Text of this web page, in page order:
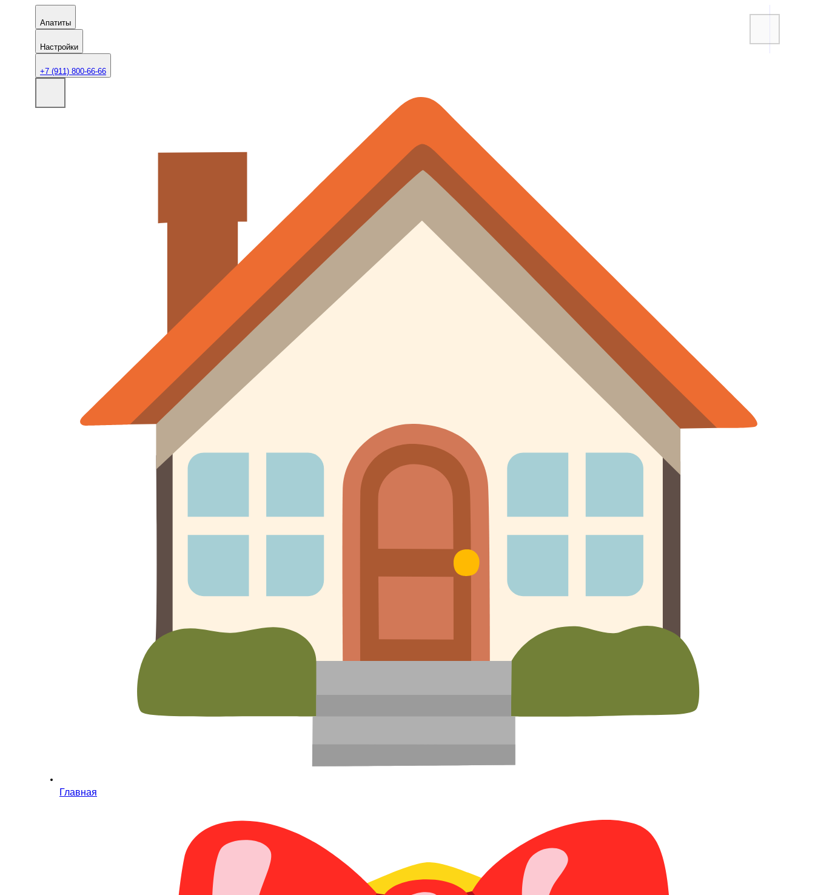
Апатиты
Настройки
+7 (911) 800-66-66
Главная